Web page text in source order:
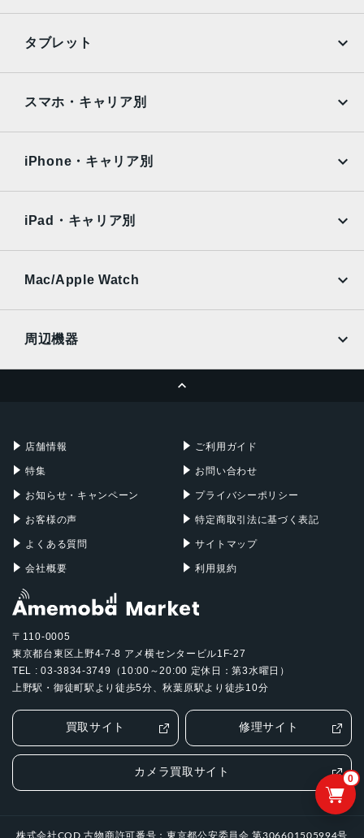
0
AQUOS
OPPO Android
タブレット
Surface
Xiaomi Tablet
スマホ・キャリア別
Ymobile
UQmobile
iPhone・キャリア別
Ymobile
UQmobile
iPad・キャリア別
Mac/Apple Watch
周辺機器
店舗情報
特集
お知らせ・キャンペーン
お客様の声
よくある質問
会社概要
ご利用ガイド
お問い合わせ
プライバシーポリシー
特定商取引法に基づく表記
サイトマップ
利用規約
〒110-0005
東京都台東区上野4-7-8 アメ横センタービル1F-27
TEL : 03-3834-3749（10:00～20:00 定休日：第3水曜日）
上野駅・御徒町駅より徒歩5分、秋葉原駅より徒歩10分
買取サイト 修理サイト
カメラ買取サイト
株式会社COD 古物商許可番号：東京都公安委員会 第306601505994号